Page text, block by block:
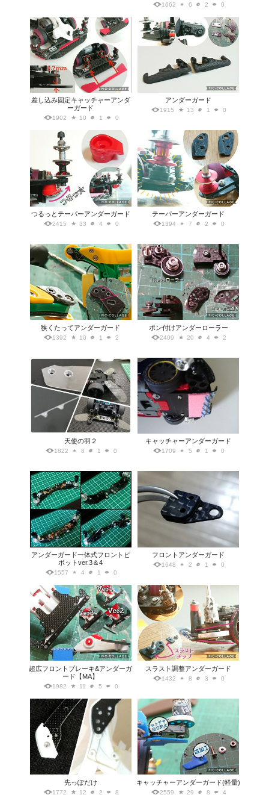
1662 6 2 0
差し込み固定キャッチャーアンダ
ーガード
1902 10 1 0
アンダーガード
1915 13 1 0
つるっとテーパーアンダーガード
2415 33 4 0
テーパーアンダーガード
1394 7 2 0
狭くたってアンダーガード
1392 10 1 2
ポン付けアンダーローラー
2409 20 4 2
天使の羽２
1822 8 1 0
キャッチャーアンダーガード
1709 5 1 0
アンダーガード一体式フロントピ
ボットver.3＆4
1557 4 1 0
フロントアンダーガード
1648 2 1 0
超広フロントブレーキ&アンダーガ
ード【MA】
1982 11 5 0
スラスト調整アンダーガード
1432 8 3 0
先っぽだけ
1772 12 2 8
キャッチャーアンダーガード(軽量)
2559 29 8 4